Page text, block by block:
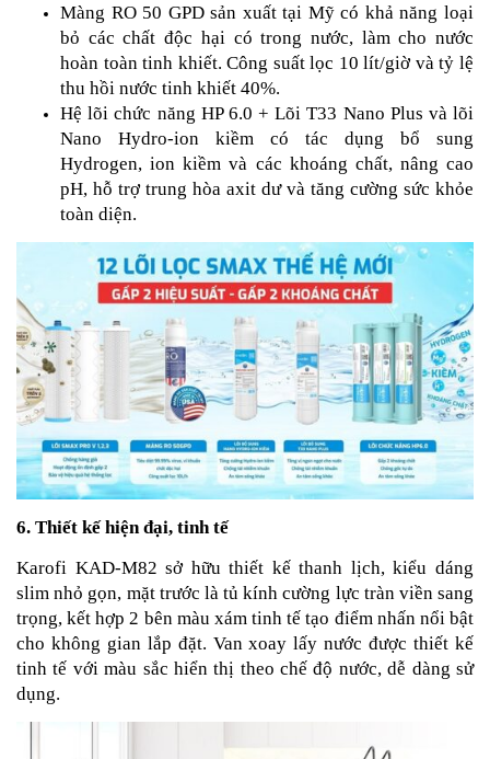
Màng RO 50 GPD sản xuất tại Mỹ có khả năng loại
bỏ các chất độc hại có trong nước, làm cho nước
hoàn toàn tinh khiết. Công suất lọc 10 lít/giờ và tỷ lệ
thu hồi nước tinh khiết 40%.
Hệ lõi chức năng HP 6.0 + Lõi T33 Nano Plus và lõi
Nano Hydro-ion kiềm có tác dụng bổ sung
Hydrogen, ion kiềm và các khoáng chất, nâng cao
pH, hỗ trợ trung hòa axit dư và tăng cường sức khỏe
toàn diện.
6. Thiết kế hiện đại, tinh tế
Karofi KAD-M82 sở hữu thiết kế thanh lịch, kiểu dáng
slim nhỏ gọn, mặt trước là tủ kính cường lực tràn viền sang
trọng, kết hợp 2 bên màu xám tinh tế tạo điểm nhấn nổi bật
cho không gian lắp đặt. Van xoay lấy nước được thiết kế
tinh tế với màu sắc hiển thị theo chế độ nước, dễ dàng sử
dụng.